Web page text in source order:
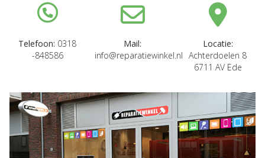
Telefoon: 0318
-848586
Mail:
info@reparatiewinkel.nl
Locatie:
Achterdoelen 8
6711 AV Ede